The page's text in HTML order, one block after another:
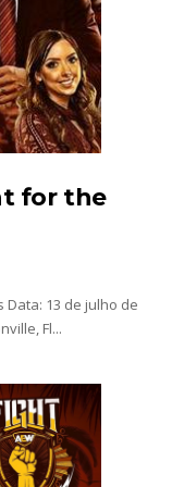
Becky
regista
revela como
empresa
for the
Data: 13 de julho de
Fl...